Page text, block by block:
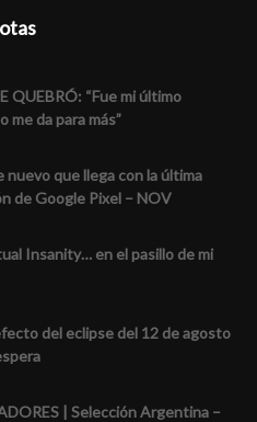
QUEBRÓ: “Fue mi último
me da para más”
nuevo que llega con la última
de Google Pixel – NOV
Insanity… en el pasillo de mi
del eclipse del 12 de agosto
| Selección Argentina –